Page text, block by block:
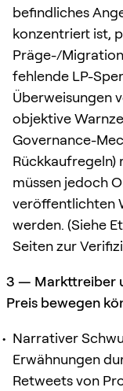
befindliches
konzentriert ist,
Präge-/
fehlende LP-
Überweisungen
objektive
Governance-
Rückkaufregeln)
müssen jedoch
veröffentlichten
werden. (Siehe
Seiten zur
3 — Markttreiber
Preis bewegen
Narrativer
Erwähnungen
Retweets von